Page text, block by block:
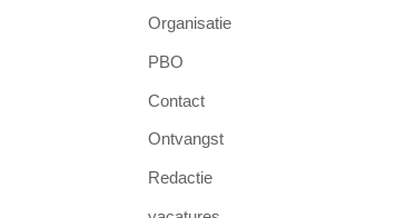
Organisatie
PBO
Contact
Ontvangst
Redactie